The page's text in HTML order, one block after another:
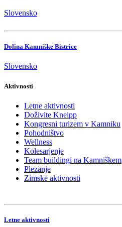
Slovensko
Dolina Kamniške Bistrice
Slovensko
Aktivnosti
Letne aktivnosti
Doživite Kneipp
Kongresni turizem v Kamniku
Pohodništvo
Wellness
Kolesarjenje
Team buildingi na Kamniškem
Plezanje
Zimske aktivnosti
Letne aktivnosti